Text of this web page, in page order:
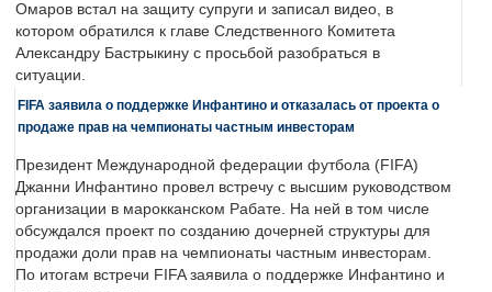
Омаров встал на защиту супруги и записал видео, в
котором обратился к главе Следственного Комитета
Александру Бастрыкину с просьбой разобраться в
ситуации.
FIFA заявила о поддержке Инфантино и отказалась от проекта о
продаже прав на чемпионаты частным инвесторам
Президент Международной федерации футбола (FIFA)
Джанни Инфантино провел встречу с высшим руководством
организации в марокканском Рабате. На ней в том числе
обсуждался проект по созданию дочерней структуры для
продажи доли прав на чемпионаты частным инвесторам.
По итогам встречи FIFA заявила о поддержке Инфантино и